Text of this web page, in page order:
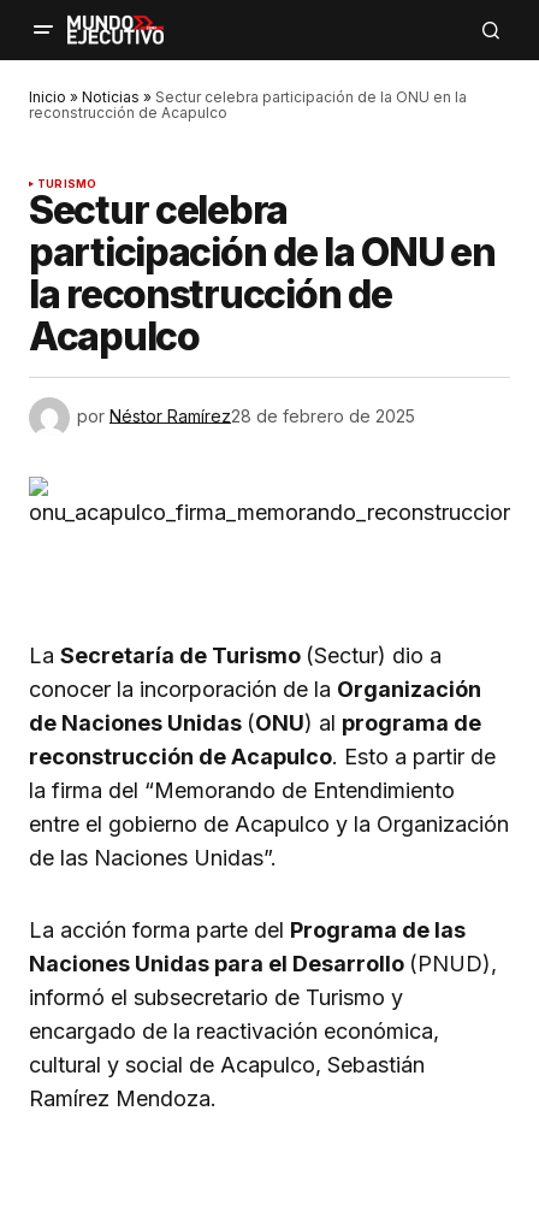
Inicio » Noticias » Sectur celebra participación de la ONU en la
reconstrucción de Acapulco
TURISMO
Sectur celebra
participación de la ONU en
la reconstrucción de
Acapulco
por Néstor Ramírez28 de febrero de 2025
La Secretaría de Turismo (Sectur) dio a
conocer la incorporación de la Organización
de Naciones Unidas (ONU) al programa de
reconstrucción de Acapulco. Esto a partir de
la firma del “Memorando de Entendimiento
entre el gobierno de Acapulco y la Organización
de las Naciones Unidas”.
La acción forma parte del Programa de las
Naciones Unidas para el Desarrollo (PNUD),
informó el subsecretario de Turismo y
encargado de la reactivación económica,
cultural y social de Acapulco, Sebastián
Ramírez Mendoza.